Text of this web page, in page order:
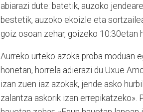
abiarazi dute: batetik, auzoko
bestetik, auzoko ekoizle eta
goiz osoan zehar, goizeko 10:30etan
Aurreko urteko azoka proba moduan
honetan, horrela adierazi du Uxue
izan zuen iaz azokak, jende asko
zalantza askorik izan errepikatzeko».